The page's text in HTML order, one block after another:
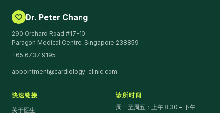
Dr. Peter Chang
290 Orchard Road #17-10
Paragon Medical Centre, Singapore 238859
+65 6737 9195
appointment@cardiology-clinic.com
快速链接
关于医生
诊所时间
周一至周五：上午 8:30 – 下午